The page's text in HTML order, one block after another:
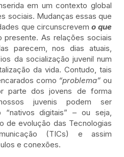
em um contexto global
sociais. Mudanças essas que
que circunscrevem o que
presente. As relações sociais
parecem, nos dias atuais,
da socialização juvenil num
da vida. Contudo, tais
como “problema”ou
parte dos jovens de forma
juvenis podem ser
“nativos digitais” – ou seja,
de evolução das Tecnologias
(TICs) e assim
e conexões.